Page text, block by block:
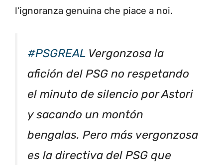
l’ignoranza genuina che piace a noi.
#PSGREAL Vergonzosa la
afición del PSG no respetando
el minuto de silencio por Astori
y sacando un montón
bengalas. Pero más vergonzosa
es la directiva del PSG que